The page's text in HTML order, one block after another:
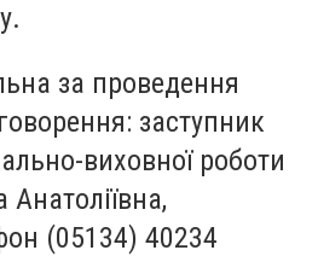
за проведення
заступник
виховної роботи
Анатоліївна,
(05134) 40234